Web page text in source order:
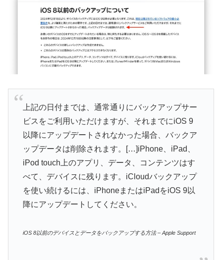
上記の日付までは、通常通りにバックアップサー
ビスをご利用いただけますが、それまでにiOS 9
以降にアップデートされなかった場合、バックア
ップデータは削除されます。[…]iPhone、iPad、
iPod touch上のアプリ、データ、コンテンツはす
べて、デバイスに残ります。iCloudバックアップ
を使い続けるには、iPhoneまたはiPadをiOS 9以
降にアップデートしてください。
iOS 8以前のデバイスとデータをバックアップする方法 – Apple Support